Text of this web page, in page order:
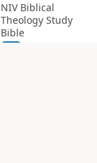
NIV Biblical
Theology Study
Bible